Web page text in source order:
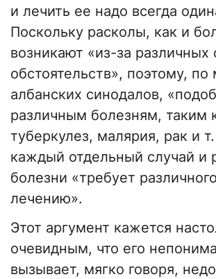
и лечить ее надо всегда
Поскольку расколы, как и
возникают «из-за различных
обстоятельств», поэтому,
албанских синодалов,
различным болезням, таким
туберкулез, малярия, рак и
каждый отдельный случай и
болезни «требует
лечению».
Этот аргумент кажется
очевидным, что его
вызывает, мягко говоря,